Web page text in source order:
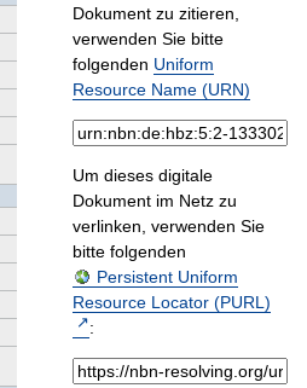
Dokument zu zitieren,
verwenden Sie bitte
folgenden Uniform
Resource Name (URN)
Um dieses digitale
Dokument im Netz zu
verlinken, verwenden Sie
bitte folgenden
Persistent Uniform
Resource Locator (PURL)
: